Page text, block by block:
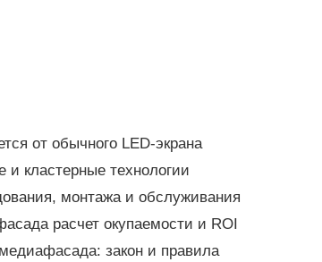
от обычного LED-экрана
кластерные технологии
монтажа и обслуживания
расчет окупаемости и ROI
закон и правила